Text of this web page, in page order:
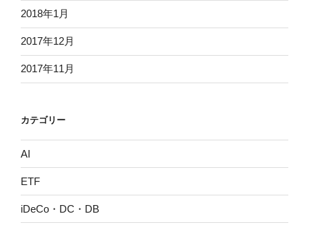
2018年1月
2017年12月
2017年11月
カテゴリー
AI
ETF
iDeCo・DC・DB